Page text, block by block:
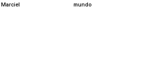
Marciel
mundo